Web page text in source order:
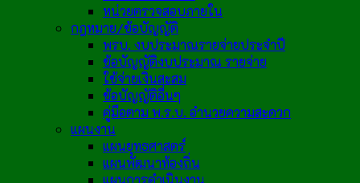
หน่วยตรวจสอบภายใน
กฎหมาย/ข้อบัญญัติ
พรบ. งบประมาณรายจ่ายประจำปี
ข้อบัญญัติงบประมาณ รายจ่าย
ใช้จ่ายเงินสะสม
ข้อบัญญัติอื่นๆ
คู่มือตาม พ.ร.บ. อำนวยความสะดวก
แผนงาน
แผนยุทธศาสตร์
แผนพัฒนาท้องถิ่น
แผนการดำเนินงาน